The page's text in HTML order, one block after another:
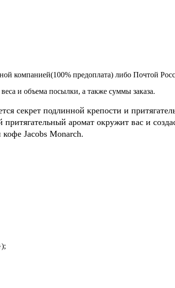
компанией(100% предоплата) либо Почтой
и объема посылки, а также суммы заказа.
секрет подлинной крепости и
аромат окружит вас и
Jacobs Monarch.